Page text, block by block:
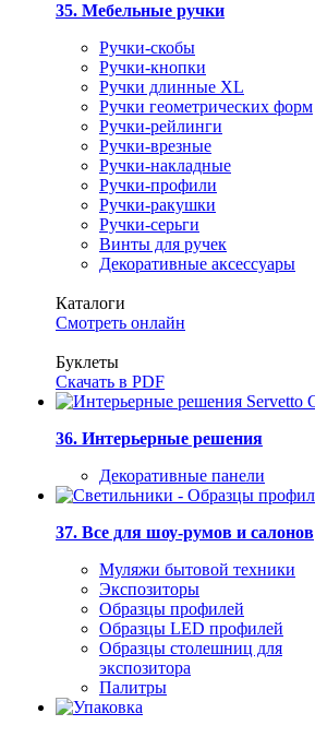
35. Мебельные ручки
Ручки-скобы
Ручки-кнопки
Ручки длинные XL
Ручки геометрических форм
Ручки-рейлинги
Ручки-врезные
Ручки-накладные
Ручки-профили
Ручки-ракушки
Ручки-серьги
Винты для ручек
Декоративные аксессуары
Каталоги
Смотреть онлайн
Буклеты
Скачать в PDF
36. Интерьерные решения
Декоративные панели
37. Все для шоу-румов и салонов
Муляжи бытовой техники
Экспозиторы
Образцы профилей
Образцы LED профилей
Образцы столешниц для
экспозитора
Палитры